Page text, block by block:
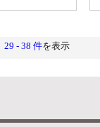
29 - 38 件を表示